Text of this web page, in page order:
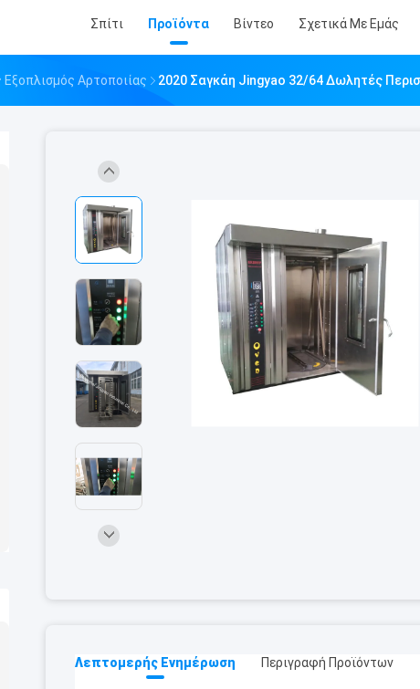
Σπίτι Προϊόντα Βίντεο Σχετικά Με Εμάς
Εξοπλισμός Αρτοποιίας 2020 Σαγκάη Jingyao 32/64 Δωλητές
Λεπτομερής Ενημέρωση Περιγραφή Προϊόντων